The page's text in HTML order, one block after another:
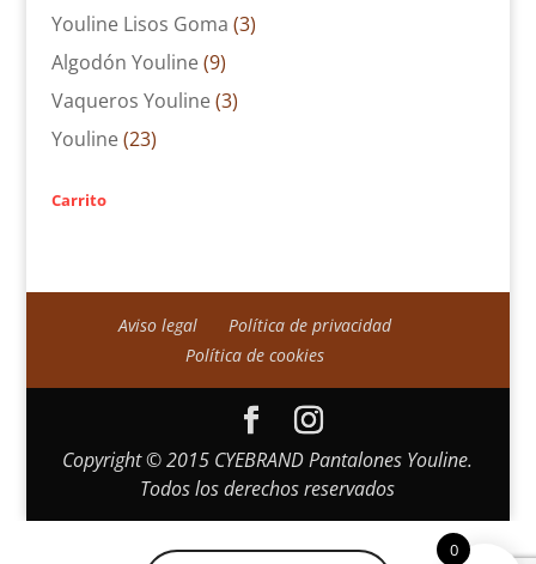
Youline Lisos Goma (3)
Algodón Youline (9)
Vaqueros Youline (3)
Youline (23)
Carrito
Aviso legal
Política de privacidad
Política de cookies
Copyright © 2015 CYEBRAND Pantalones Youline.
Todos los derechos reservados
0